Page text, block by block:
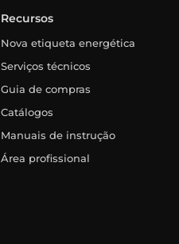
Recursos
Nova etiqueta energética
Serviços técnicos
Guia de compras
Catálogos
Manuais de instrução
Área profissional